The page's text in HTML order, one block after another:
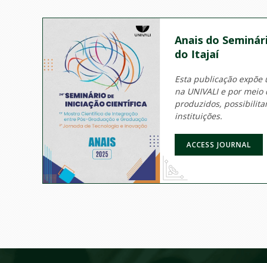
Anais do
do Itajaí
Esta publicação
na UNIVALI e por
produzidos,
instituições.
ACCESS JOURNAL